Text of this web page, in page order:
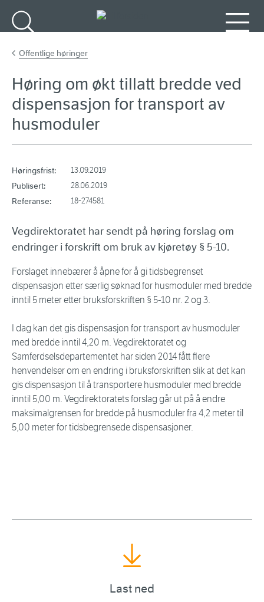
Offentlige høringer
Høring om økt tillatt bredde ved
dispensasjon for transport av
husmoduler
Høringsfrist: 13.09.2019
Publisert: 28.06.2019
Referanse: 18-274581
Vegdirektoratet har sendt på høring forslag om
endringer i forskrift om bruk av kjøretøy § 5-10.
Forslaget innebærer å åpne for å gi tidsbegrenset
dispensasjon etter særlig søknad for husmoduler med bredde
inntil 5 meter etter bruksforskriften § 5-10 nr. 2 og 3.
I dag kan det gis dispensasjon for transport av husmoduler
med bredde inntil 4,20 m. Vegdirektoratet og
Samferdselsdepartementet har siden 2014 fått flere
henvendelser om en endring i bruksforskriften slik at det kan
gis dispensasjon til å transportere husmoduler med bredde
inntil 5,00 m. Vegdirektoratets forslag går ut på å endre
maksimalgrensen for bredde på husmoduler fra 4,2 meter til
5,00 meter for tidsbegrensede dispensasjoner.
Last ned